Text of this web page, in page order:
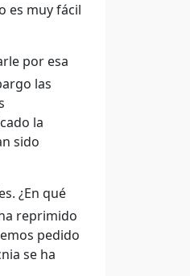
es muy fácil
por esa
las
la
sido
¿En qué
reprimido
pedido
se ha